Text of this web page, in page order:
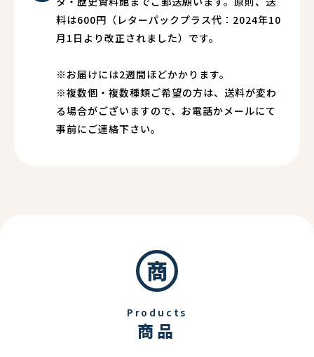
料は600円（レターパックプラス代：2024年10
月1日より改正されました）です。
※お届けには2週間ほどかかります。
※複数個・複数種類ご希望の方は、送料が変わ
る場合がございますので、お電話かメールにて
事前にご連絡下さい。
商
Products
商品